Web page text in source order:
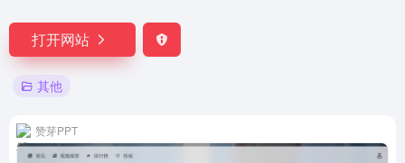
打开网站
其他
赞芽PPT